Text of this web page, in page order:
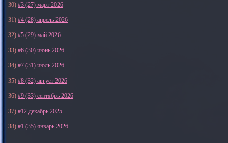
30) #3 (27) март 2026
31) #4 (28) апрель 2026
32) #5 (29) май 2026
33) #6 (30) июнь 2026
34) #7 (31) июль 2026
35) #8 (32) август 2026
36) #9 (33) сентябрь 2026
37) #12 декабрь 2025+
38) #1 (35) январь 2026+